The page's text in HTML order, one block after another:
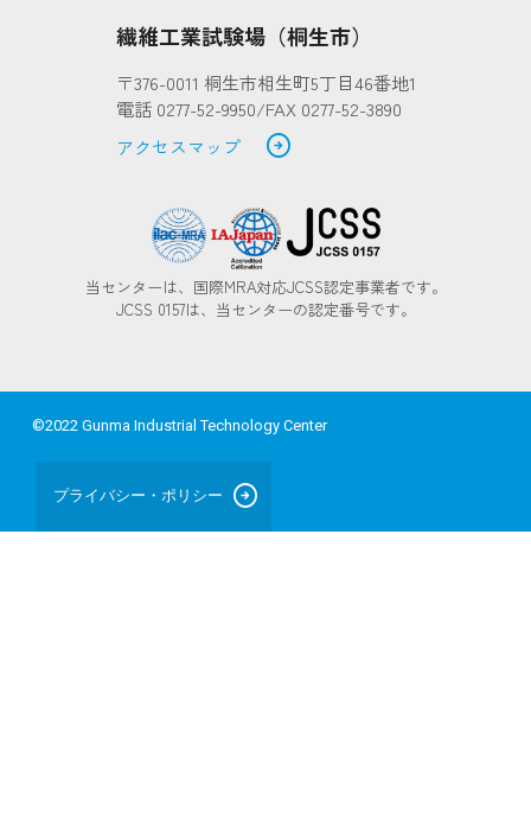
繊維工業試験場（桐生市）
〒376-0011 桐生市相生町5丁目46番地1
電話 0277-52-9950/FAX 0277-52-3890
アクセスマップ
arrow_circle_right
当センターは、国際MRA対応JCSS認定事業者です。
JCSS 0157は、当センターの認定番号です。
©2022 Gunma Industrial Technology Center
プライバシー・ポリシー arrow_circle_right